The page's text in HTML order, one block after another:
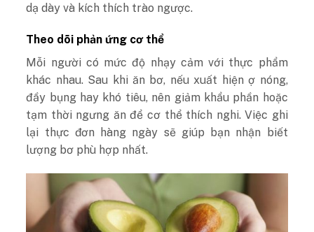
dạ dày và kích thích trào ngược.
Theo dõi phản ứng cơ thể
Mỗi người có mức độ nhạy cảm với thực phẩm
khác nhau. Sau khi ăn bơ, nếu xuất hiện ợ nóng,
đầy bụng hay khó tiêu, nên giảm khẩu phần hoặc
tạm thời ngưng ăn để cơ thể thích nghi. Việc ghi
lại thực đơn hàng ngày sẽ giúp bạn nhận biết
lượng bơ phù hợp nhất.